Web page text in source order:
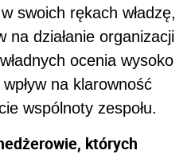
swoich rękach władzę,
na działanie organizacji
ocenia wysoko
na klarowność
wspólnoty zespołu.
których